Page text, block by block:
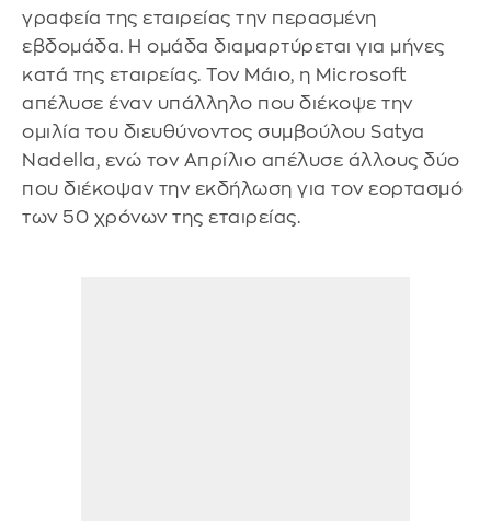
γραφεία της εταιρείας την περασμένη
εβδομάδα. Η ομάδα διαμαρτύρεται για μήνες
κατά της εταιρείας. Τον Μάιο, η Microsoft
απέλυσε έναν υπάλληλο που διέκοψε την
ομιλία του διευθύνοντος συμβούλου Satya
Nadella, ενώ τον Απρίλιο απέλυσε άλλους δύο
που διέκοψαν την εκδήλωση για τον εορτασμό
των 50 χρόνων της εταιρείας.